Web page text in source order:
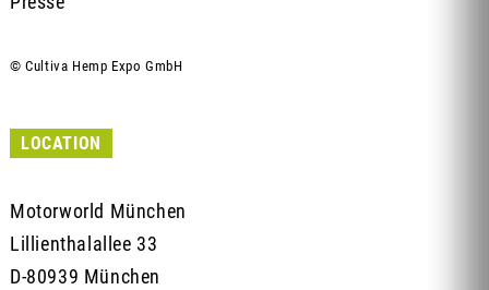
© Cultiva Hemp Expo GmbH
LOCATION
Motorworld München
Lillienthalallee 33
D-80939 München